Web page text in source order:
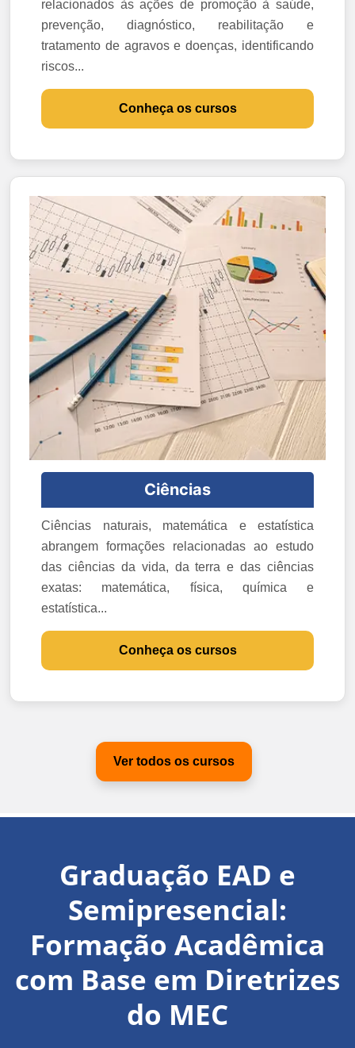
relacionados às ações de promoção à saúde,
prevenção, diagnóstico, reabilitação e
tratamento de agravos e doenças, identificando
riscos...
Conheça os cursos
Ciências
Ciências naturais, matemática e estatística
abrangem formações relacionadas ao estudo
das ciências da vida, da terra e das ciências
exatas: matemática, física, química e
estatística...
Conheça os cursos
Ver todos os cursos
Graduação EAD e
Semipresencial:
Formação Acadêmica
com Base em Diretrizes
do MEC